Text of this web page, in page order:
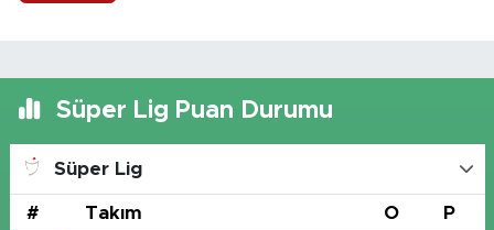
Süper Lig Puan Durumu
Süper Lig
# Takım O P